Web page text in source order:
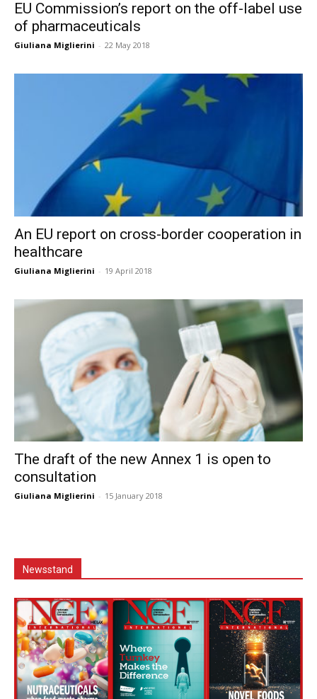
EU Commission’s report on the off-label use
of pharmaceuticals
Giuliana Miglierini - 22 May 2018
An EU report on cross-border cooperation in
healthcare
Giuliana Miglierini - 19 April 2018
The draft of the new Annex 1 is open to
consultation
Giuliana Miglierini - 15 January 2018
Newsstand